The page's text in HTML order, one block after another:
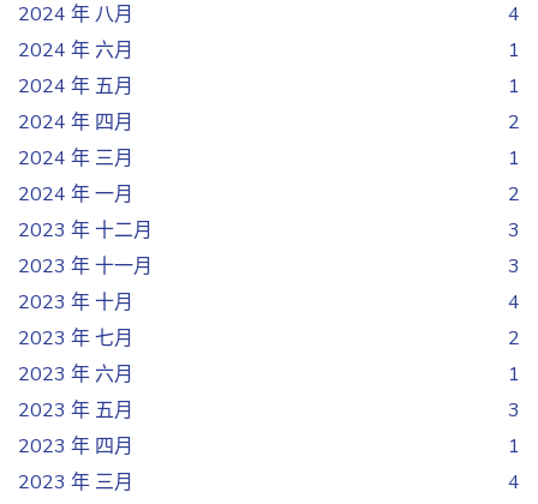
2024 年 八月
4
2024 年 六月
1
2024 年 五月
1
2024 年 四月
2
2024 年 三月
1
2024 年 一月
2
2023 年 十二月
3
2023 年 十一月
3
2023 年 十月
4
2023 年 七月
2
2023 年 六月
1
2023 年 五月
3
2023 年 四月
1
2023 年 三月
4